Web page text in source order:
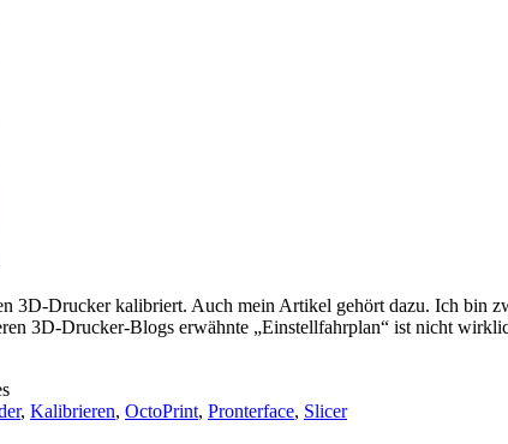
3D-Drucker kalibriert. Auch mein Artikel gehört dazu. Ich bin
3D-Drucker-Blogs erwähnte „Einstellfahrplan“ ist nicht
, Kalibrieren, OctoPrint, Pronterface, Slicer